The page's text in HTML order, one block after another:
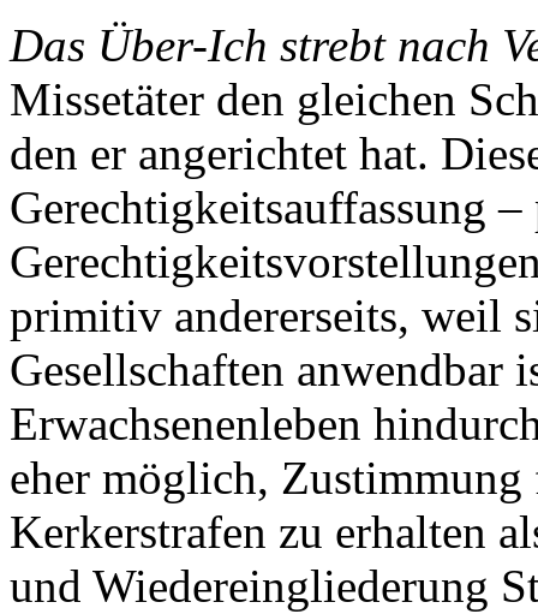
Das Über-Ich strebt nach
Missetäter den gleichen
den er angerichtet hat.
Gerechtigkeitsauffassung
primitiv andererseits, weil
Gesellschaften anwendbar
Erwachsenenleben
eher möglich, Zustimmung
Kerkerstrafen zu erhalten
und Wiedereingliederung